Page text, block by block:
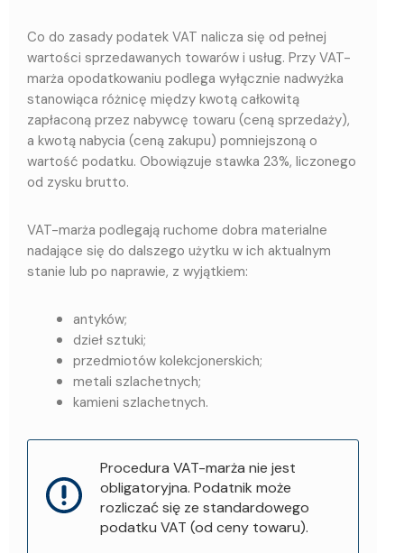
Co do zasady podatek VAT nalicza się od pełnej
wartości sprzedawanych towarów i usług. Przy VAT-
marża opodatkowaniu podlega wyłącznie nadwyżka
stanowiąca różnicę między kwotą całkowitą
zapłaconą przez nabywcę towaru (ceną sprzedaży),
a kwotą nabycia (ceną zakupu) pomniejszoną o
wartość podatku. Obowiązuje stawka 23%, liczonego
od zysku brutto.
VAT-marża podlegają ruchome dobra materialne
nadające się do dalszego użytku w ich aktualnym
stanie lub po naprawie, z wyjątkiem:
antyków;
dzieł sztuki;
przedmiotów kolekcjonerskich;
metali szlachetnych;
kamieni szlachetnych.
Procedura VAT-marża nie jest
obligatoryjna. Podatnik może
rozliczać się ze standardowego
podatku VAT (od ceny towaru).